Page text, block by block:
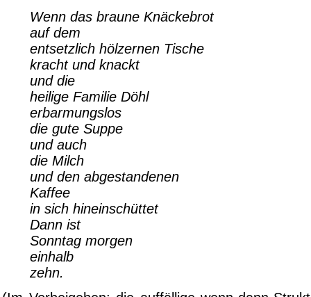
Wenn das braune Knäckebrot
auf dem
entsetzlich hölzernen Tische
kracht und knackt
und die
heilige Familie Döhl
erbarmungslos
die gute Suppe
und auch
die Milch
und den abgestandenen
Kaffee
in sich hineinschüttet
Dann ist
Sonntag morgen
einhalb
zehn.